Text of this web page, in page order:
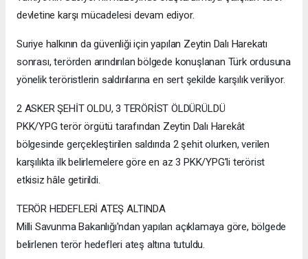
devletine karşı mücadelesi devam ediyor.
Suriye halkının da güvenliği için yapılan Zeytin Dalı Harekatı
sonrası, terörden arındırılan bölgede konuşlanan Türk ordusuna
yönelik teröristlerin saldırılarına en sert şekilde karşılık veriliyor.
2 ASKER ŞEHİT OLDU, 3 TERÖRİST ÖLDÜRÜLDÜ
PKK/YPG terör örgütü tarafından Zeytin Dalı Harekât
bölgesinde gerçekleştirilen saldırıda 2 şehit olurken, verilen
karşılıkta ilk belirlemelere göre en az 3 PKK/YPG’li terörist
etkisiz hâle getirildi.
TERÖR HEDEFLERİ ATEŞ ALTINDA
Milli Savunma Bakanlığı'ndan yapılan açıklamaya göre, bölgede
belirlenen terör hedefleri ateş altına tutuldu.